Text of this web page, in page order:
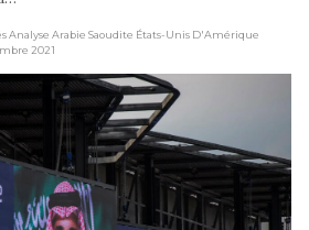
Analyse Arabie Saoudite États-Unis D'Amérique
2021